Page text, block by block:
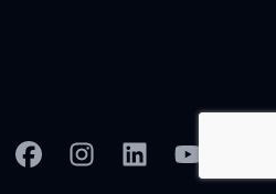
FacebookInstagramLinkedinYouTube